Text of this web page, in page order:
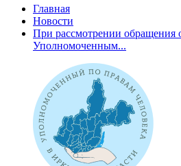
Главная
Новости
При рассмотрении обращения
Уполномоченным...